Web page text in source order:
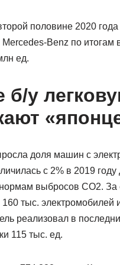
половине 2020
Benz по итогам
ед.
б/у
доля машин с
с 2% в 2019
выбросов СО2. За
тыс. электромобилей
реализовал в
115 тыс. ед.